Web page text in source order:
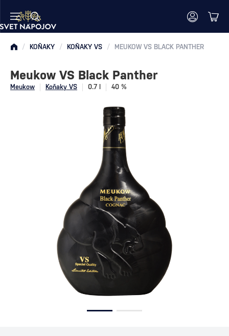
/ KOŇAKY / KOŇAKY VS / MEUKOW VS BLACK PANTHER
Meukow Koňaky VS 0.7 l 40 %
Meukow VS Black Panther